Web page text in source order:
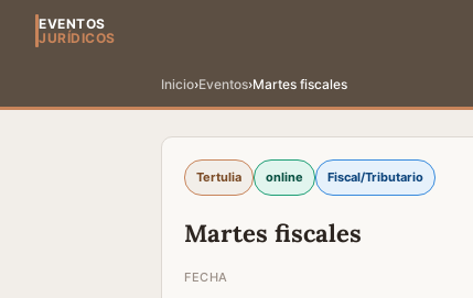
EVENTOS
JURÍDICOS
Inicio›Eventos›Martes fiscales
Tertulia online Fiscal/Tributario
Martes fiscales
FECHA